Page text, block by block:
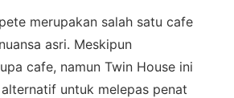
merupakan salah satu cafe
asri. Meskipun
cafe, namun Twin House ini
untuk melepas penat